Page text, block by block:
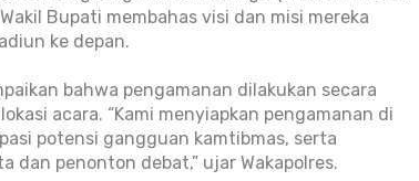
Bupati membahas visi dan misi mereka
ke depan.
bahwa pengamanan dilakukan secara
acara. “Kami menyiapkan pengamanan di
potensi gangguan kamtibmas, serta
dan penonton debat,” ujar Wakapolres.